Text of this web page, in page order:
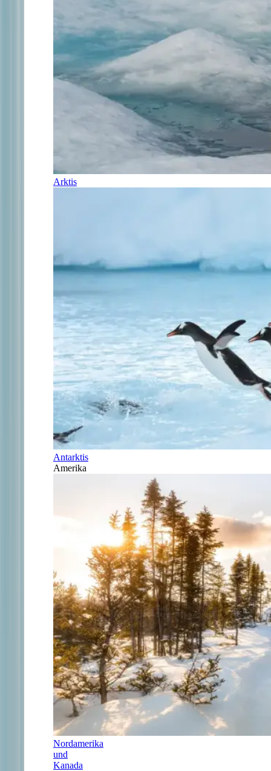
Arktis
Antarktis
Amerika
Nordamerika
und
Kanada